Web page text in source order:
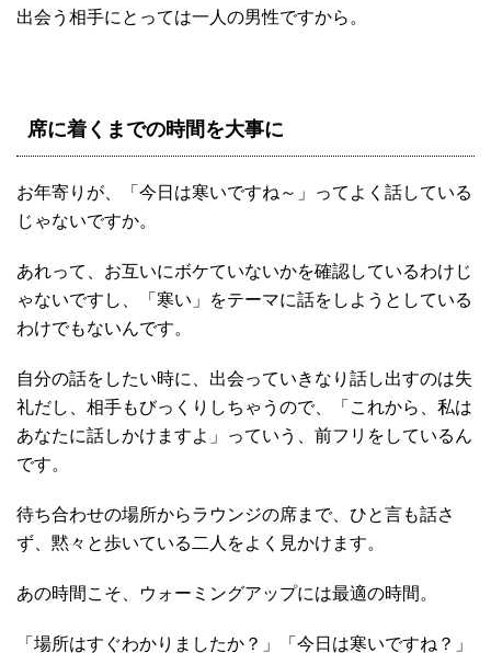
出会う相手にとっては一人の男性ですから。
席に着くまでの時間を大事に
お年寄りが、「今日は寒いですね～」ってよく話している
じゃないですか。
あれって、お互いにボケていないかを確認しているわけじ
ゃないですし、「寒い」をテーマに話をしようとしている
わけでもないんです。
自分の話をしたい時に、出会っていきなり話し出すのは失
礼だし、相手もびっくりしちゃうので、「これから、私は
あなたに話しかけますよ」っていう、前フリをしているん
です。
待ち合わせの場所からラウンジの席まで、ひと言も話さ
ず、黙々と歩いている二人をよく見かけます。
あの時間こそ、ウォーミングアップには最適の時間。
「場所はすぐわかりましたか？」「今日は寒いですね？」